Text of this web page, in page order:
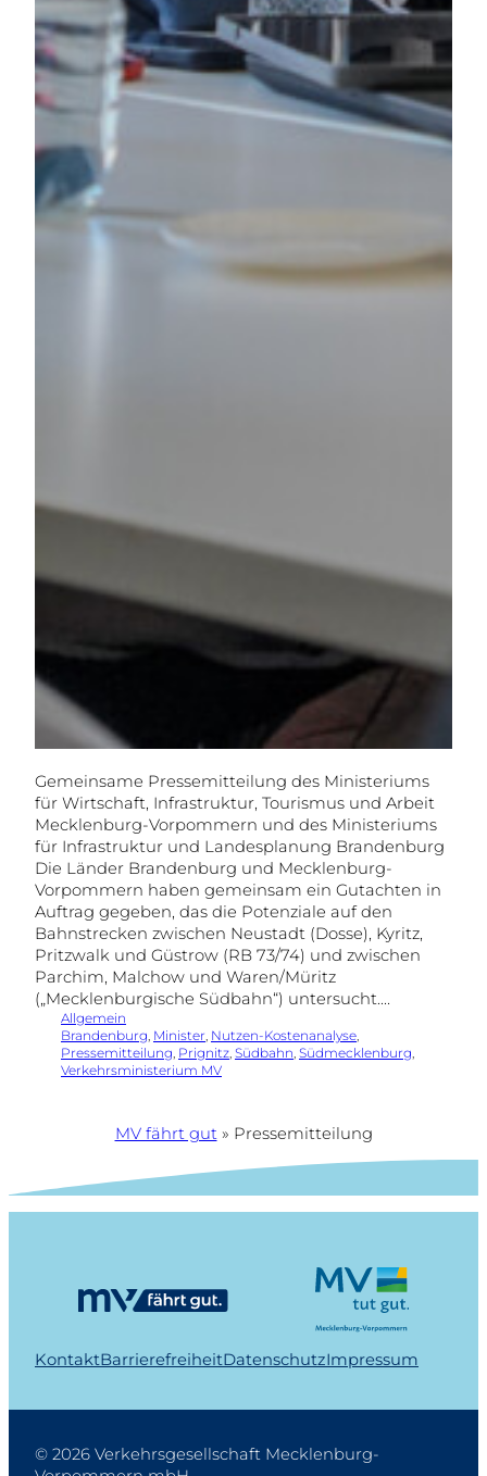
Gemeinsame Pressemitteilung des Ministeriums
für Wirtschaft, Infrastruktur, Tourismus und Arbeit
Mecklenburg-Vorpommern und des Ministeriums
für Infrastruktur und Landesplanung Brandenburg
Die Länder Brandenburg und Mecklenburg-
Vorpommern haben gemeinsam ein Gutachten in
Auftrag gegeben, das die Potenziale auf den
Bahnstrecken zwischen Neustadt (Dosse), Kyritz,
Pritzwalk und Güstrow (RB 73/74) und zwischen
Parchim, Malchow und Waren/Müritz
(„Mecklenburgische Südbahn“) untersucht.…
Allgemein
Brandenburg Minister Nutzen-Kostenanalyse
Pressemitteilung Prignitz Südbahn Südmecklenburg
Verkehrsministerium MV
MV fährt gut » Pressemitteilung
KontaktBarrierefreiheitDatenschutzImpressum
© 2026 Verkehrsgesellschaft Mecklenburg-